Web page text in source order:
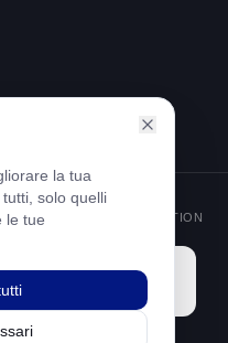
DAI FONDI NEXT GENERATION
RIPRESA E RESILIENZA
la tua
solo quelli
le tue